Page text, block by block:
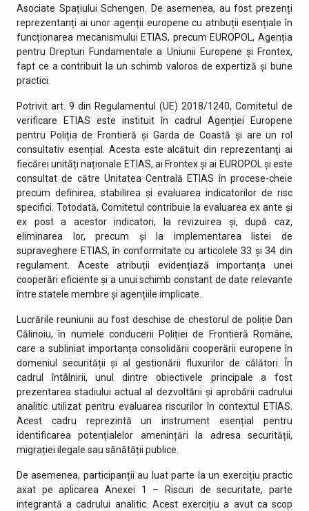
Asociate Spațiului Schengen. De asemenea, au fost prezenți
reprezentanți ai unor agenții europene cu atribuții esențiale în
funcționarea mecanismului ETIAS, precum EUROPOL, Agenția
pentru Drepturi Fundamentale a Uniunii Europene și Frontex,
fapt ce a contribuit la un schimb valoros de expertiză și bune
practici.
Potrivit art. 9 din Regulamentul (UE) 2018/1240, Comitetul de
verificare ETIAS este instituit în cadrul Agenției Europene
pentru Poliția de Frontieră și Garda de Coastă și are un rol
consultativ esențial. Acesta este alcătuit din reprezentanți ai
fiecărei unități naționale ETIAS, ai Frontex și ai EUROPOL și este
consultat de către Unitatea Centrală ETIAS în procese-cheie
precum definirea, stabilirea și evaluarea indicatorilor de risc
specifici. Totodată, Comitetul contribuie la evaluarea ex ante și
ex post a acestor indicatori, la revizuirea și, după caz,
eliminarea lor, precum și la implementarea listei de
supraveghere ETIAS, în conformitate cu articolele 33 și 34 din
regulament. Aceste atribuții evidențiază importanța unei
cooperări eficiente și a unui schimb constant de date relevante
între statele membre și agențiile implicate.
Lucrările reuniunii au fost deschise de chestorul de poliție Dan
Călinoiu, în numele conducerii Poliției de Frontieră Române,
care a subliniat importanța consolidării cooperării europene în
domeniul securității și al gestionării fluxurilor de călători. În
cadrul întâlnirii, unul dintre obiectivele principale a fost
prezentarea stadiului actual al dezvoltării și aprobării cadrului
analitic utilizat pentru evaluarea riscurilor în contextul ETIAS.
Acest cadru reprezintă un instrument esențial pentru
identificarea potențialelor amenințări la adresa securității,
migrației ilegale sau sănătății publice.
De asemenea, participanții au luat parte la un exercițiu practic
axat pe aplicarea Anexei 1 – Riscuri de securitate, parte
integrantă a cadrului analitic. Acest exercițiu a avut ca scop